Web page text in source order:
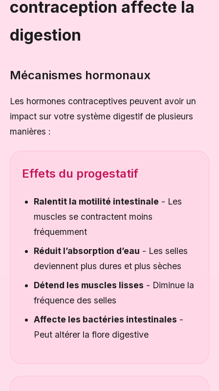
contraception affecte la
digestion
Mécanismes hormonaux
Les hormones contraceptives peuvent avoir un
impact sur votre système digestif de plusieurs
manières :
Effets du progestatif
Ralentit la motilité intestinale - Les
muscles se contractent moins
fréquemment
Réduit l’absorption d’eau - Les selles
deviennent plus dures et plus sèches
Détend les muscles lisses - Diminue la
fréquence des selles
Affecte les bactéries intestinales -
Peut altérer la flore digestive